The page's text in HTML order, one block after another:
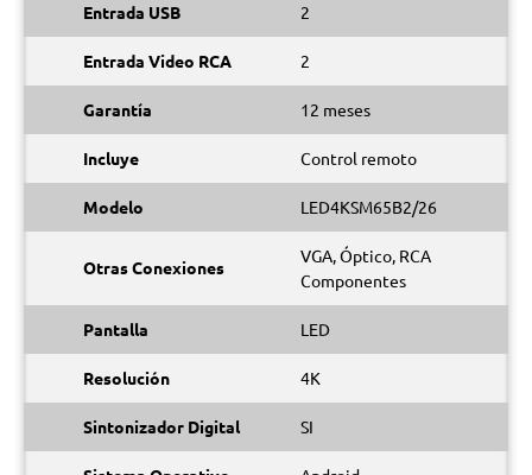
Entrada USB 2
Entrada Video RCA 2
Garantía 12 meses
Incluye Control remoto
Modelo LED4KSM65B2/26
Otras Conexiones
VGA, Óptico, RCA
Componentes
Pantalla LED
Resolución 4K
Sintonizador Digital SI